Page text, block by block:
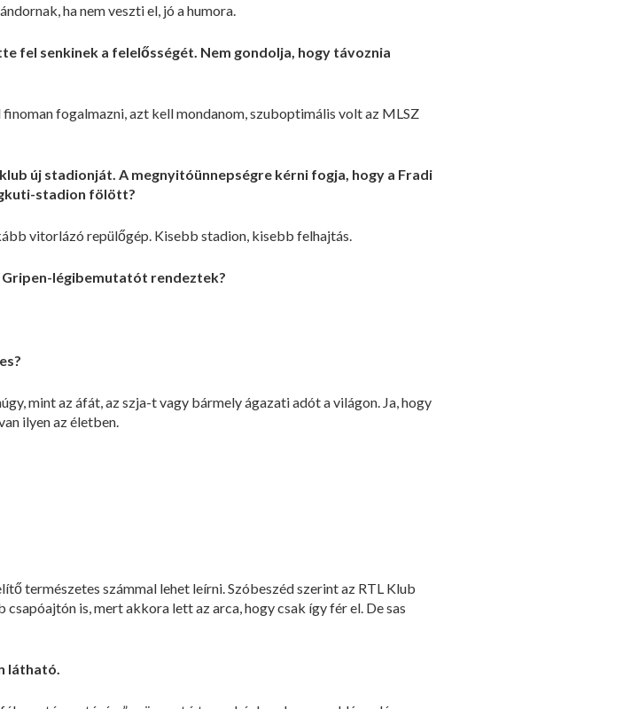
ha nem veszti el, jó a humora.
fel senkinek a felelősségét. Nem gondolja, hogy távoznia
fogalmazni, azt kell mondanom, szuboptimális volt az MLSZ
új stadionját. A megnyitóünnepségre kérni fogja, hogy a Fradi
stadion fölött?
vitorlázó repülőgép. Kisebb stadion, kisebb felhajtás.
légibemutatót rendeztek?
mint az áfát, az szja-t vagy bármely ágazati adót a világon. Ja, hogy
ilyen az életben.
természetes számmal lehet leírni. Szóbeszéd szerint az RTL Klub
is, mert akkora lett az arca, hogy csak így fér el. De sas
látható.